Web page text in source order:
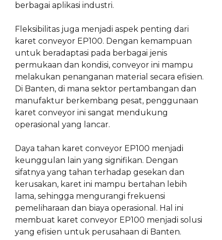
berbagai aplikasi industri.
Fleksibilitas juga menjadi aspek penting dari
karet conveyor EP100. Dengan kemampuan
untuk beradaptasi pada berbagai jenis
permukaan dan kondisi, conveyor ini mampu
melakukan penanganan material secara efisien.
Di Banten, di mana sektor pertambangan dan
manufaktur berkembang pesat, penggunaan
karet conveyor ini sangat mendukung
operasional yang lancar.
Daya tahan karet conveyor EP100 menjadi
keunggulan lain yang signifikan. Dengan
sifatnya yang tahan terhadap gesekan dan
kerusakan, karet ini mampu bertahan lebih
lama, sehingga mengurangi frekuensi
pemeliharaan dan biaya operasional. Hal ini
membuat karet conveyor EP100 menjadi solusi
yang efisien untuk perusahaan di Banten.